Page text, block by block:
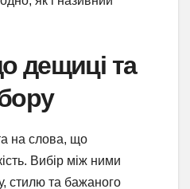
дещиці та
на слова, що
Вибір між ними
стилю та бажаного